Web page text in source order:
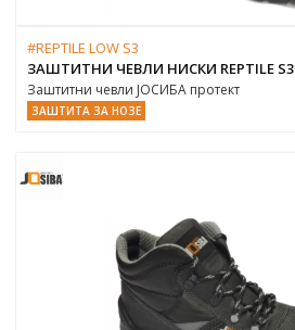
#REPTILE LOW S3
ЗАШТИТНИ ЧЕВЛИ НИСКИ REPTILE S3
Заштитни чевли ЈОСИБА протект
ЗАШТИТА ЗА НОЗЕ